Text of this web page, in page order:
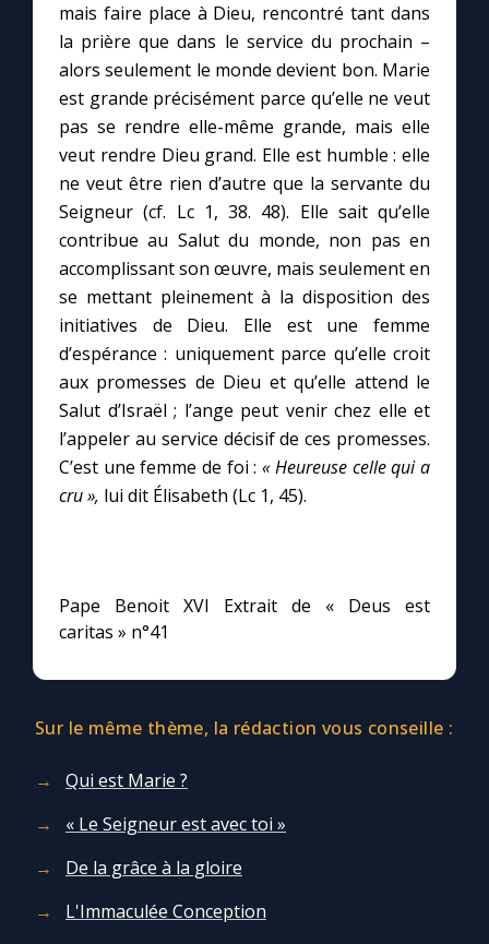
Marie qui défait les nœuds
Me consacrer à Jésus par Marie
Mes intentions de prière
Une Minute avec Marie
Une neuvaine
À la une
1000 Raisons de Croire
Chapelet pour le monde
mais faire place à Dieu, rencontré tant dans
la prière que dans le service du prochain –
alors seulement le monde devient bon. Marie
est grande précisément parce qu’elle ne veut
pas se rendre elle-même grande, mais elle
veut rendre Dieu grand. Elle est humble : elle
ne veut être rien d’autre que la servante du
Seigneur (cf. Lc 1, 38. 48). Elle sait qu’elle
contribue au Salut du monde, non pas en
accomplissant son œuvre, mais seulement en
se mettant pleinement à la disposition des
initiatives de Dieu. Elle est une femme
d’espérance : uniquement parce qu’elle croit
aux promesses de Dieu et qu’elle attend le
Salut d’Israël ; l’ange peut venir chez elle et
l’appeler au service décisif de ces promesses.
C’est une femme de foi :« Heureuse celle qui a
cru », lui dit Élisabeth (Lc 1, 45).
Pape Benoit XVI Extrait de « Deus est
caritas » n°41
Sur le même thème, la rédaction vous conseille :
Qui est Marie ?
« Le Seigneur est avec toi »
De la grâce à la gloire
L'Immaculée Conception